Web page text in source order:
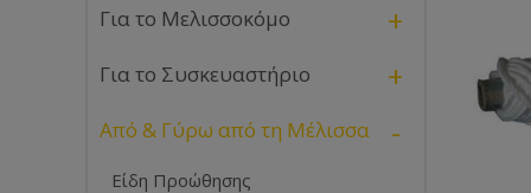
Για το Μελισσοκόμο +
Για το Συσκευαστήριο +
Από & Γύρω από τη Μέλισσα -
Είδη Προώθησης